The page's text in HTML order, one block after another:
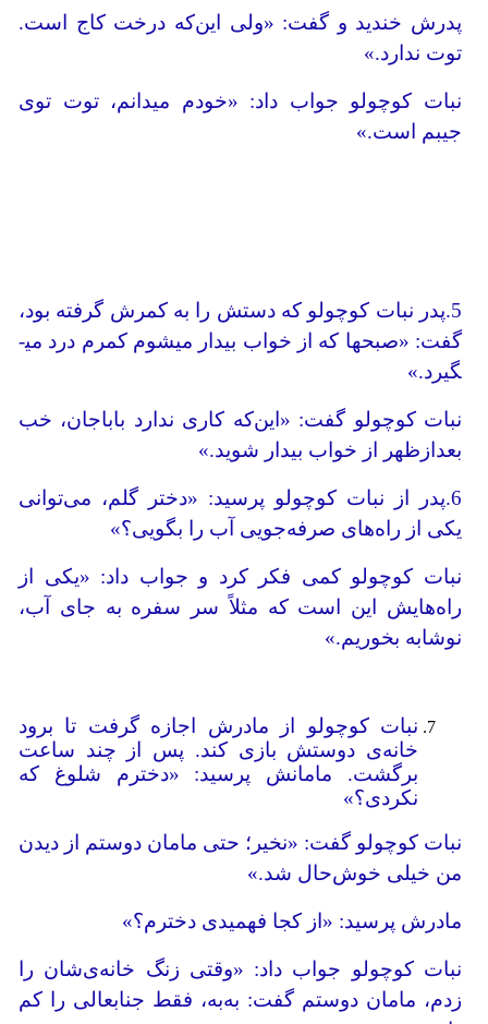
پدرش خندید و گفت: «ولی این‌که درخت کاج است.
توت ندارد.»
نبات کوچولو جواب داد: «خودم می­دانم، توت توی
جیبم است.»
5.پدر نبات کوچولو که دستش را به کمرش گرفته بود،
گفت: «صبح­ها که از خواب بیدار می­شوم کمرم درد می­
گیرد.»
نبات کوچولو گفت: «این‌که کاری ندارد باباجان، خب
بعدازظهر از خواب بیدار شوید.»
6.پدر از نبات کوچولو پرسید: «دختر گلم، می‌توانی
یکی از راه‌های صرفه‌جویی آب را بگویی؟»
نبات کوچولو کمی فکر کرد و جواب داد: «یکی از
راه‌هایش این است که مثلاً سر سفره به جای آب،
نوشابه بخوریم.»
نبات کوچولو از مادرش اجازه گرفت تا برود
خانه‌ی دوستش بازی کند. پس از چند ساعت
برگشت. مامانش ­پرسید: «دخترم شلوغ که
نکردی؟»
نبات کوچولو گفت: «نخیر؛ حتی مامان دوستم از دیدن
من خیلی خوش‌حال شد.»
مادرش ­پرسید: «از کجا فهمیدی دخترم؟»
نبات کوچولو جواب داد: «وقتی زنگ خانه‌ی‌­شان را
زدم، مامان دوستم گفت: به‌به، فقط جنابعالی را کم